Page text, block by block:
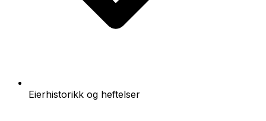
Eierhistorikk og heftelser